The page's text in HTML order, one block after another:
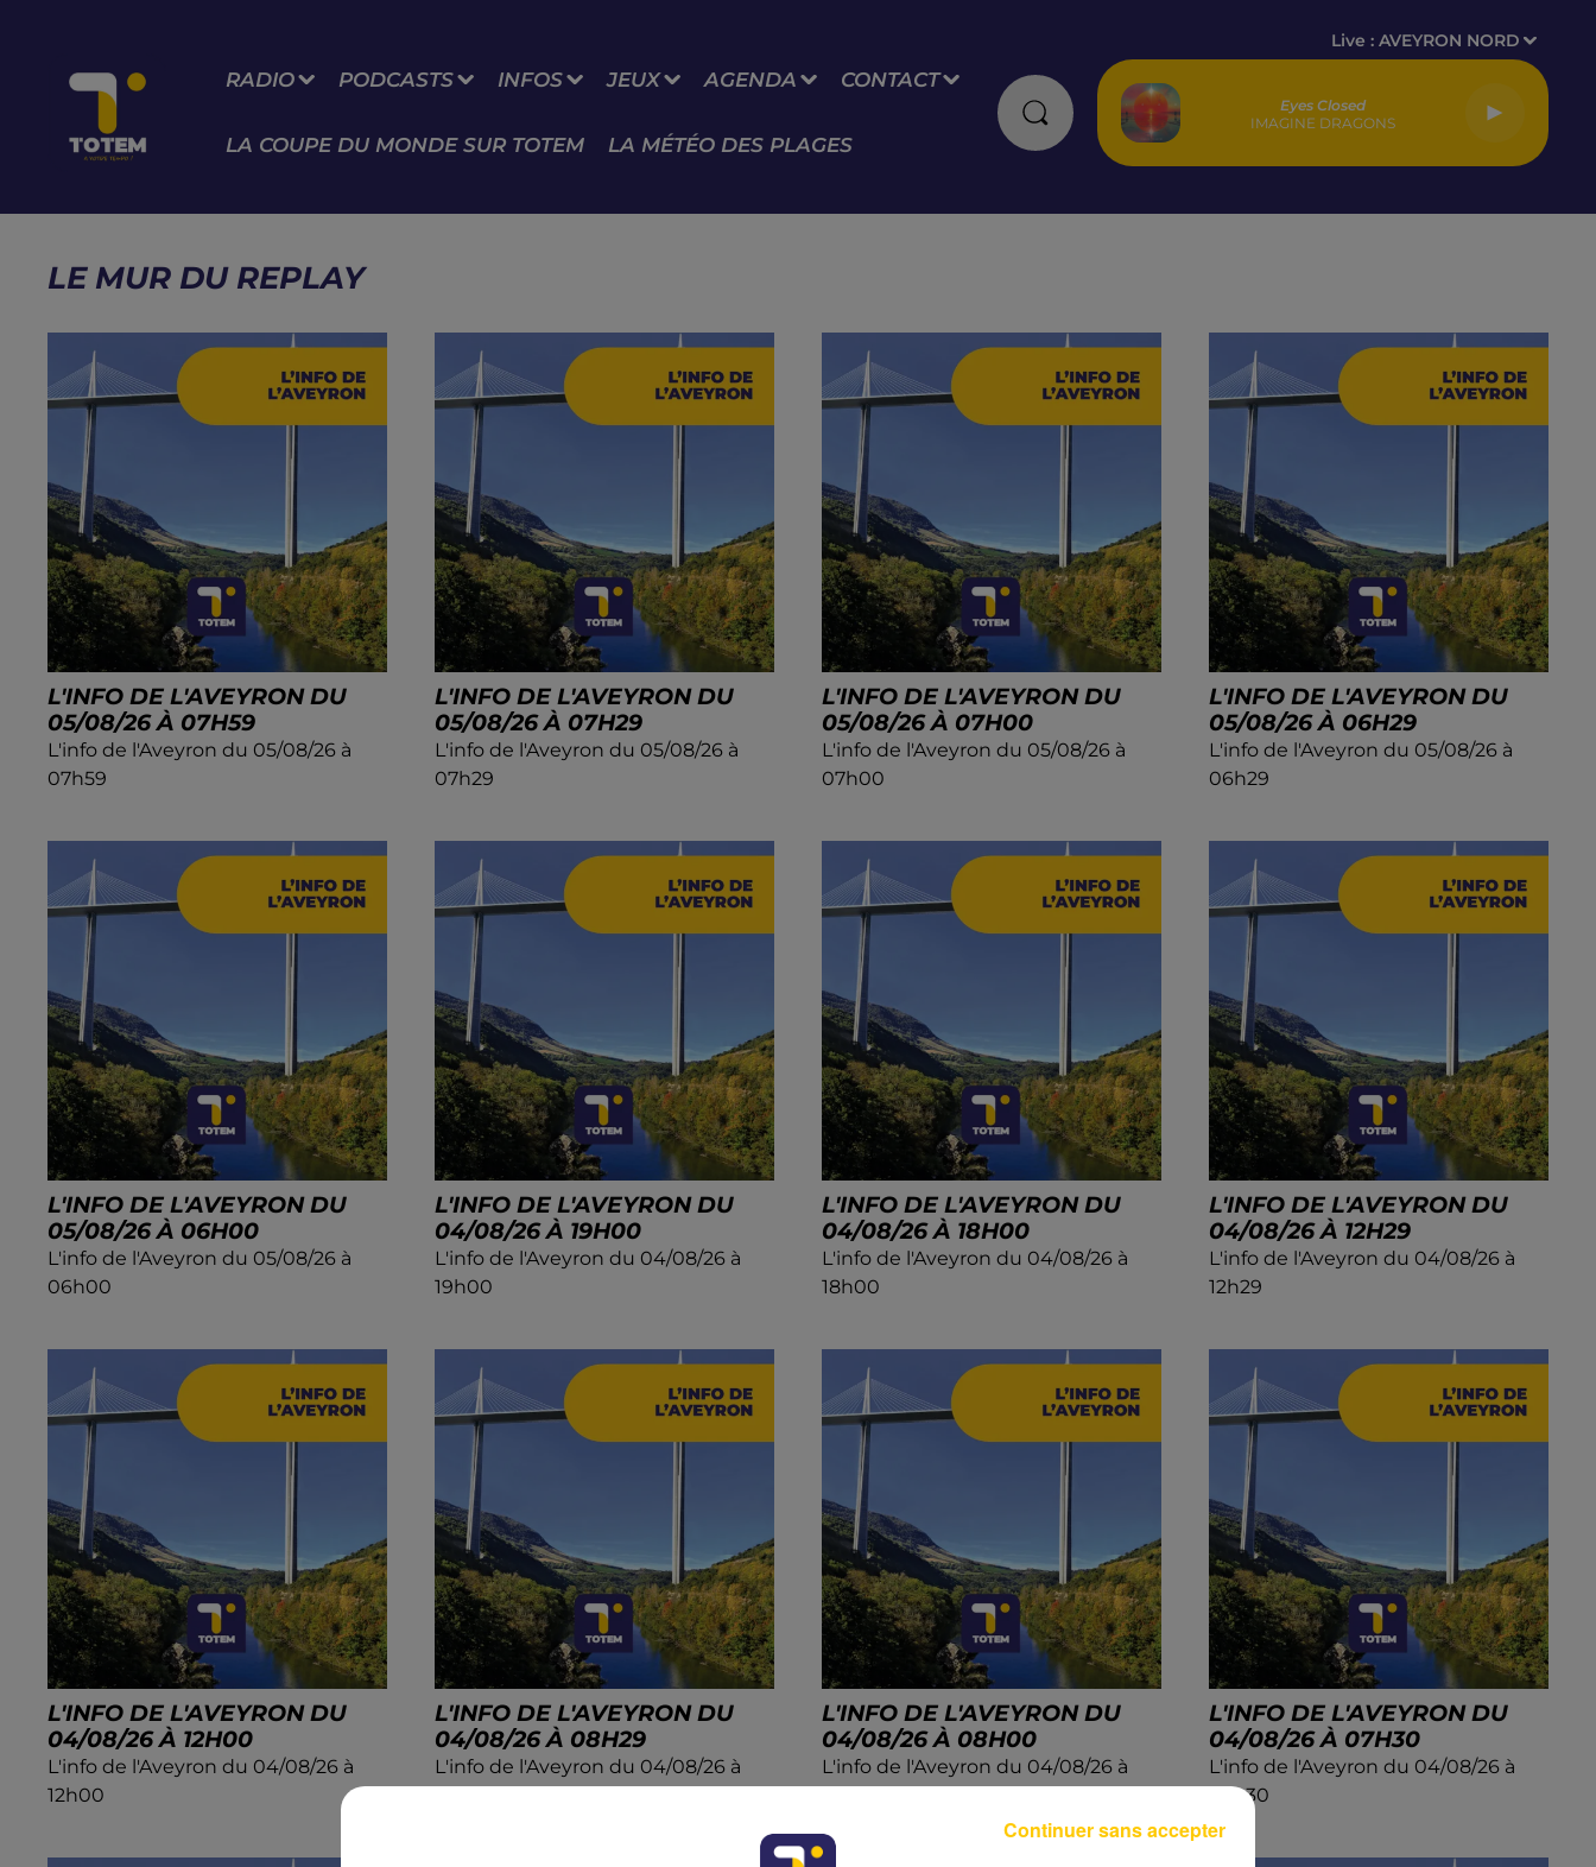
RADIO PODCASTS INFOS JEUX AGENDA CONTACT
LA COUPE DU MONDE SUR TOTEM LA MÉTÉO DES PLAGES
Live :AVEYRON NORD
Eyes Closed
IMAGINE DRAGONS
LE MUR DU REPLAY
L'INFO DE L'AVEYRON DU
05/08/26 À 07H59
L'info de l'Aveyron du 05/08/26 à
07h59
L'INFO DE L'AVEYRON DU
05/08/26 À 07H29
L'info de l'Aveyron du 05/08/26 à
07h29
L'INFO DE L'AVEYRON DU
05/08/26 À 07H00
L'info de l'Aveyron du 05/08/26 à
07h00
L'INFO DE L'AVEYRON DU
05/08/26 À 06H29
L'info de l'Aveyron du 05/08/26 à
06h29
L'INFO DE L'AVEYRON DU
05/08/26 À 06H00
L'info de l'Aveyron du 05/08/26 à
06h00
L'INFO DE L'AVEYRON DU
04/08/26 À 19H00
L'info de l'Aveyron du 04/08/26 à
19h00
L'INFO DE L'AVEYRON DU
04/08/26 À 18H00
L'info de l'Aveyron du 04/08/26 à
18h00
L'INFO DE L'AVEYRON DU
04/08/26 À 12H29
L'info de l'Aveyron du 04/08/26 à
12h29
L'INFO DE L'AVEYRON DU
04/08/26 À 12H00
L'info de l'Aveyron du 04/08/26 à
12h00
L'INFO DE L'AVEYRON DU
04/08/26 À 08H29
L'info de l'Aveyron du 04/08/26 à
L'INFO DE L'AVEYRON DU
04/08/26 À 08H00
L'info de l'Aveyron du 04/08/26 à
L'INFO DE L'AVEYRON DU
04/08/26 À 07H30
L'info de l'Aveyron du 04/08/26 à
07h30
Continuer sans accepter